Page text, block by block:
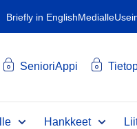
Briefly in EnglishMedialle
SenioriAppi
Hankkeet